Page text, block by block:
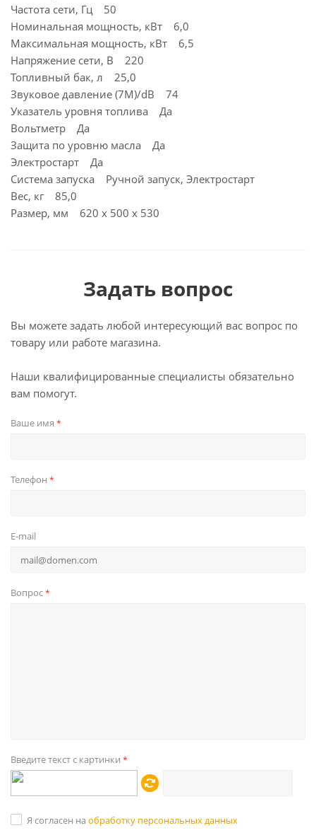
Частота сети, Гц 50
Номинальная мощность, кВт 6,0
Максимальная мощность, кВт 6,5
Напряжение сети, В 220
Топливный бак, л 25,0
Звуковое давление (7М)/dB 74
Указатель уровня топлива Да
Вольтметр Да
Защита по уровню масла Да
Электростарт Да
Система запуска Ручной запуск, Электростарт
Вес, кг 85,0
Размер, мм 620 х 500 х 530
Задать вопрос
Вы можете задать любой интересующий вас вопрос по
товару или работе магазина.
Наши квалифицированные специалисты обязательно
вам помогут.
Ваше имя *
Телефон *
E-mail
Вопрос*
Введите текст с картинки *
Я согласен на обработку персональных данных